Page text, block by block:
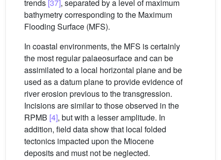
trends [37], separated by a level of maximum
bathymetry corresponding to the Maximum
Flooding Surface (MFS).
In coastal environments, the MFS is certainly
the most regular palaeosurface and can be
assimilated to a local horizontal plane and be
used as a datum plane to provide evidence of
river erosion previous to the transgression.
Incisions are similar to those observed in the
RPMB [4], but with a lesser amplitude. In
addition, field data show that local folded
tectonics impacted upon the Miocene
deposits and must not be neglected.